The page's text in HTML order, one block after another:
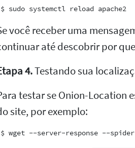
você receber uma
até descobrir por
4.Testando sua
testar se Onion-Location
site, por exemplo: